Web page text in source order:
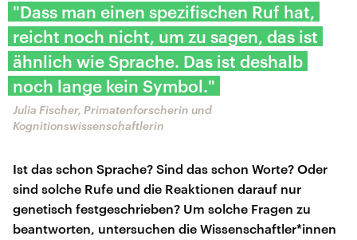
"Dass man einen spezifischen Ruf hat,
reicht noch nicht, um zu sagen, das ist
ähnlich wie Sprache. Das ist deshalb
noch lange kein Symbol."
Julia Fischer, Primatenforscherin und
Kognitionswissenschaftlerin
Ist das schon Sprache? Sind das schon Worte? Oder
sind solche Rufe und die Reaktionen darauf nur
genetisch festgeschrieben? Um solche Fragen zu
beantworten, untersuchen die Wissenschaftler*innen